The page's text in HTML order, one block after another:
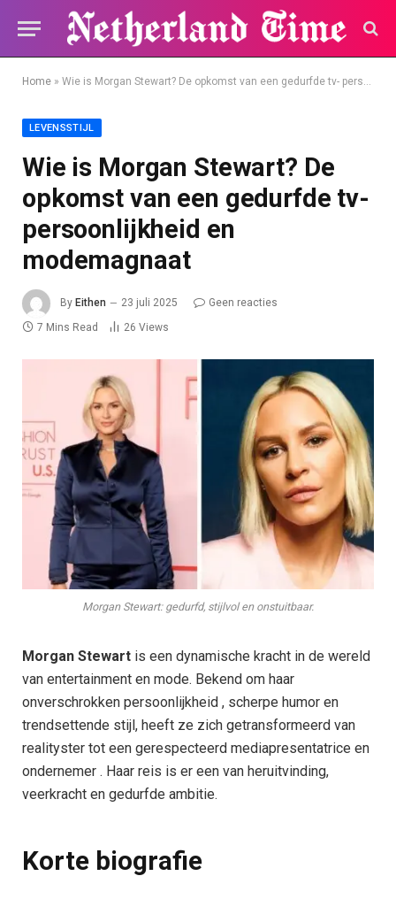
Home » Wie is Morgan Stewart? De opkomst van een gedurfde tv- persoonlijkheid en modemagnaat
LEVENSSTIJL
Wie is Morgan Stewart? De
opkomst van een gedurfde tv-
persoonlijkheid en
modemagnaat
By Eithen 23 juli 2025
Geen reacties
7 Mins Read
26 Views
Morgan Stewart: gedurfd, stijlvol en onstuitbaar.
Morgan Stewart is een dynamische kracht in de wereld
van entertainment en mode. Bekend om haar
onverschrokken persoonlijkheid , scherpe humor en
trendsettende stijl, heeft ze zich getransformeerd van
realityster tot een gerespecteerd mediapresentatrice en
ondernemer . Haar reis is er een van heruitvinding,
veerkracht en gedurfde ambitie.
Korte biografie